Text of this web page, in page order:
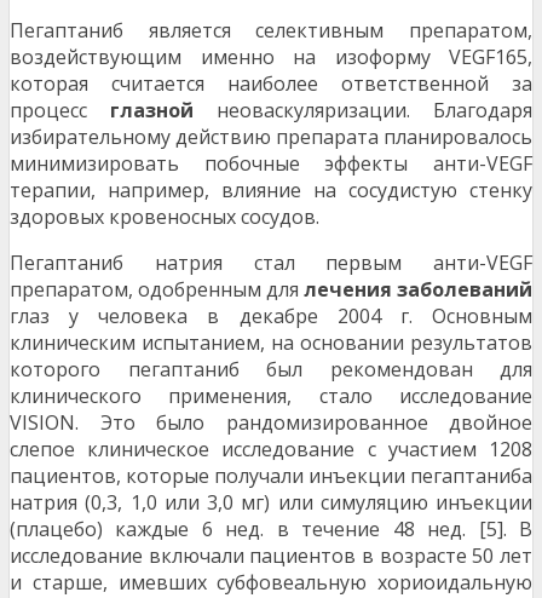
Пегаптаниб является селективным препаратом,
воздействующим именно на изоформу VEGF165,
которая считается наиболее ответственной за
процесс глазной неоваскуляризации. Благодаря
избирательному действию препарата планировалось
минимизировать побочные эффекты анти-VEGF
терапии, например, влияние на сосудистую стенку
здоровых кровеносных сосудов.
Пегаптаниб натрия стал первым анти-VEGF
препаратом, одобренным для лечения заболеваний
глаз у человека в декабре 2004 г. Основным
клиническим испытанием, на основании результатов
которого пегаптаниб был рекомендован для
клинического применения, стало исследование
VISION. Это было рандомизированное двойное
слепое клиническое исследование с участием 1208
пациентов, которые получали инъекции пегаптаниба
натрия (0,3, 1,0 или 3,0 мг) или симуляцию инъекции
(плацебо) каждые 6 нед. в течение 48 нед. [5]. В
исследование включали пациентов в возрасте 50 лет
и старше, имевших субфовеальную хориоидальную